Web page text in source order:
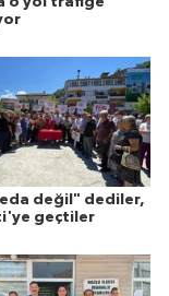
değil" dediler,
geçtiler